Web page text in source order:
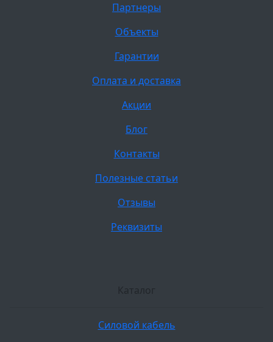
Партнеры
Объекты
Гарантии
Оплата и доставка
Акции
Блог
Контакты
Полезные статьи
Отзывы
Реквизиты
Каталог
Силовой кабель